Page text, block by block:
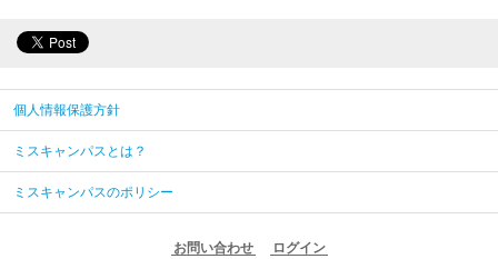
個人情報保護方針
ミスキャンパスとは？
ミスキャンパスのポリシー
お問い合わせ ログイン